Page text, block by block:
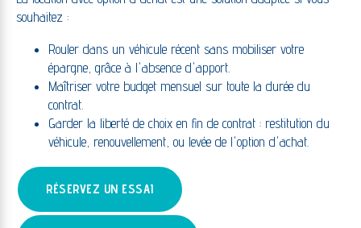
souhaitez :
Rouler dans un véhicule récent sans mobiliser votre
épargne, grâce à l'absence d'apport.
Maîtriser votre budget mensuel sur toute la durée du
contrat.
Garder la liberté de choix en fin de contrat : restitution du
véhicule, renouvellement, ou levée de l'option d'achat.
RÉSERVEZ UN ESSAI